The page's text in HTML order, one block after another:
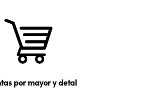
por mayor y detal